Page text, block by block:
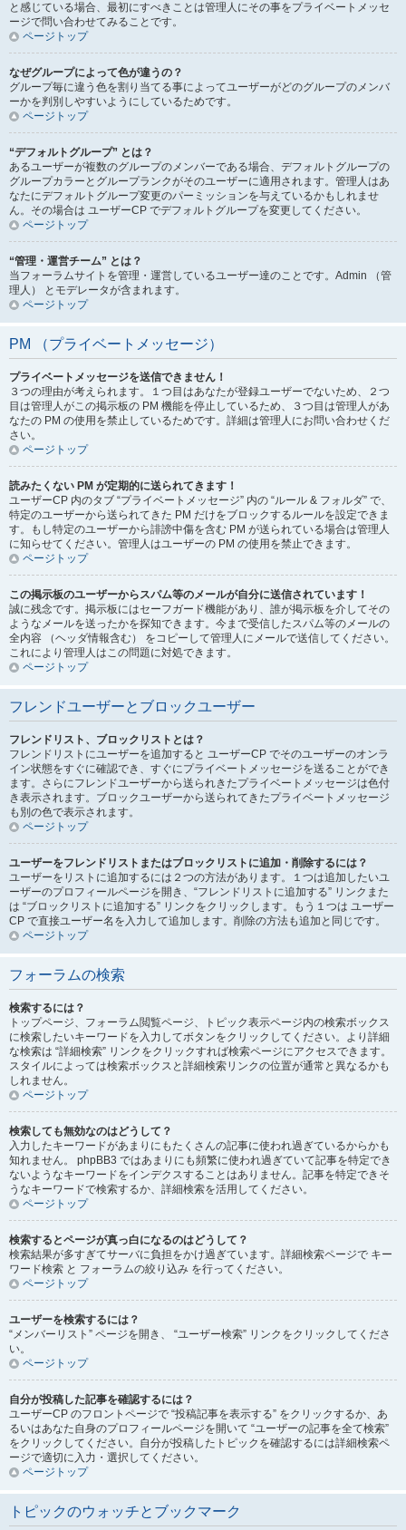
と感じている場合、最初にすべきことは管理人にその事をプライベートメッセ
ージで問い合わせてみることです。
ページトップ
なぜグループによって色が違うの？
グループ毎に違う色を割り当てる事によってユーザーがどのグループのメンバ
ーかを判別しやすいようにしているためです。
ページトップ
“デフォルトグループ” とは？
あるユーザーが複数のグループのメンバーである場合、デフォルトグループの
グループカラーとグループランクがそのユーザーに適用されます。管理人はあ
なたにデフォルトグループ変更のパーミッションを与えているかもしれませ
ん。その場合は ユーザーCP でデフォルトグループを変更してください。
ページトップ
“管理・運営チーム” とは？
当フォーラムサイトを管理・運営しているユーザー達のことです。Admin （管
理人） とモデレータが含まれます。
ページトップ
PM （プライベートメッセージ）
プライベートメッセージを送信できません！
３つの理由が考えられます。１つ目はあなたが登録ユーザーでないため、２つ
目は管理人がこの掲示板の PM 機能を停止しているため、３つ目は管理人があ
なたの PM の使用を禁止しているためです。詳細は管理人にお問い合わせくだ
さい。
ページトップ
読みたくない PM が定期的に送られてきます！
ユーザーCP 内のタブ “プライベートメッセージ” 内の “ルール & フォルダ” で、
特定のユーザーから送られてきた PM だけをブロックするルールを設定できま
す。もし特定のユーザーから誹謗中傷を含む PM が送られている場合は管理人
に知らせてください。管理人はユーザーの PM の使用を禁止できます。
ページトップ
この掲示板のユーザーからスパム等のメールが自分に送信されています！
誠に残念です。掲示板にはセーフガード機能があり、誰が掲示板を介してその
ようなメールを送ったかを探知できます。今まで受信したスパム等のメールの
全内容 （ヘッダ情報含む） をコピーして管理人にメールで送信してください。
これにより管理人はこの問題に対処できます。
ページトップ
フレンドユーザーとブロックユーザー
フレンドリスト、ブロックリストとは？
フレンドリストにユーザーを追加すると ユーザーCP でそのユーザーのオンラ
イン状態をすぐに確認でき、すぐにプライベートメッセージを送ることができ
ます。さらにフレンドユーザーから送られきたプライベートメッセージは色付
き表示されます。ブロックユーザーから送られてきたプライベートメッセージ
も別の色で表示されます。
ページトップ
ユーザーをフレンドリストまたはブロックリストに追加・削除するには？
ユーザーをリストに追加するには２つの方法があります。１つは追加したいユ
ーザーのプロフィールページを開き、“フレンドリストに追加する” リンクまた
は “ブロックリストに追加する” リンクをクリックします。もう１つは ユーザー
CP で直接ユーザー名を入力して追加します。削除の方法も追加と同じです。
ページトップ
フォーラムの検索
検索するには？
トップページ、フォーラム閲覧ページ、トピック表示ページ内の検索ボックス
に検索したいキーワードを入力してボタンをクリックしてください。より詳細
な検索は “詳細検索” リンクをクリックすれば検索ページにアクセスできます。
スタイルによっては検索ボックスと詳細検索リンクの位置が通常と異なるかも
しれません。
ページトップ
検索しても無効なのはどうして？
入力したキーワードがあまりにもたくさんの記事に使われ過ぎているからかも
知れません。 phpBB3 ではあまりにも頻繁に使われ過ぎていて記事を特定でき
ないようなキーワードをインデクスすることはありません。記事を特定できそ
うなキーワードで検索するか、詳細検索を活用してください。
ページトップ
検索するとページが真っ白になるのはどうして？
検索結果が多すぎてサーバに負担をかけ過ぎています。詳細検索ページで キー
ワード検索 と フォーラムの絞り込み を行ってください。
ページトップ
ユーザーを検索するには？
“メンバーリスト” ページを開き、 “ユーザー検索” リンクをクリックしてくださ
い。
ページトップ
自分が投稿した記事を確認するには？
ユーザーCP のフロントページで “投稿記事を表示する” をクリックするか、あ
るいはあなた自身のプロフィールページを開いて “ユーザーの記事を全て検索”
をクリックしてください。自分が投稿したトピックを確認するには詳細検索ペ
ージで適切に入力・選択してください。
ページトップ
トピックのウォッチとブックマーク